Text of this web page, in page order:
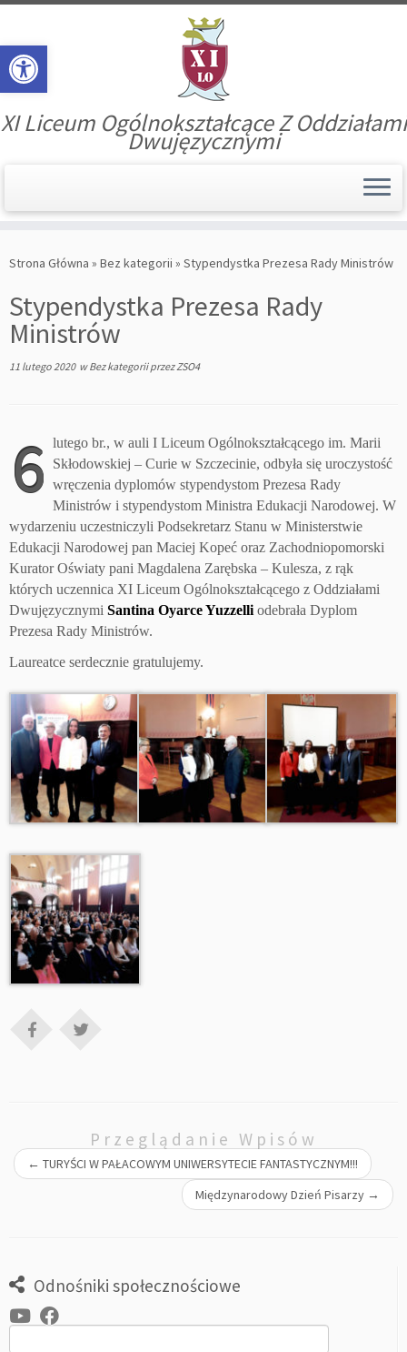
Open toolbar
to
XI Liceum Ogólnokształcące Z Oddziałami
Dwujęzycznymi
Strona Główna » Bez kategorii » Stypendystka Prezesa Rady Ministrów
Stypendystka Prezesa Rady
Ministrów
11 lutego 2020wBez kategoriiprzezZSO4
6 lutego br., w auli I Liceum Ogólnokształcącego im. Marii
Skłodowskiej – Curie w Szczecinie, odbyła się uroczystość
wręczenia dyplomów stypendystom Prezesa Rady
Ministrów i stypendystom Ministra Edukacji Narodowej. W
wydarzeniu uczestniczyli Podsekretarz Stanu w Ministerstwie
Edukacji Narodowej pan Maciej Kopeć oraz Zachodniopomorski
Kurator Oświaty pani Magdalena Zarębska – Kulesza, z rąk
których uczennica XI Liceum Ogólnokształcącego z Oddziałami
Dwujęzycznymi Santina Oyarce Yuzzelli odebrała Dyplom
Prezesa Rady Ministrów.
Laureatce serdecznie gratulujemy.
Przeglądanie Wpisów
← TURYŚCI W PAŁACOWYM UNIWERSYTECIE FANTASTYCZNYM!!!
Międzynarodowy Dzień Pisarzy →
Odnośniki społecznościowe